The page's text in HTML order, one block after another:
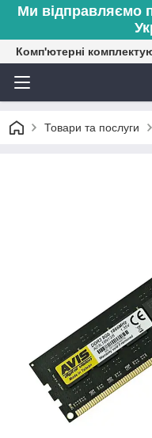
Ми відправляємо
Комп'ютерні
Товари та послуги